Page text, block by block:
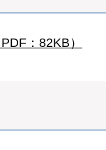
：82KB）